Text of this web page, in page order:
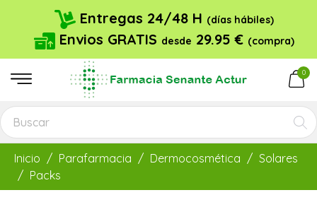
Entregas 24/48 H (días hábiles)
Envios GRATIS desde 29.95 € (compra)
0
Inicio Parafarmacia Dermocosmética
Solares
Packs